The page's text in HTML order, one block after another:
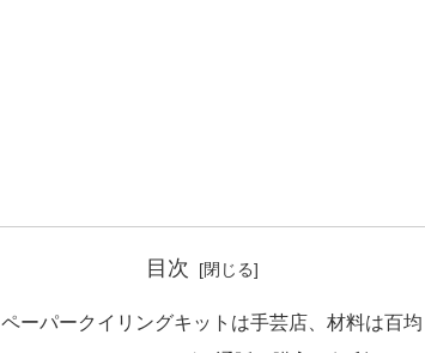
目次
ペーパークイリングキットは手芸店、材料は百均